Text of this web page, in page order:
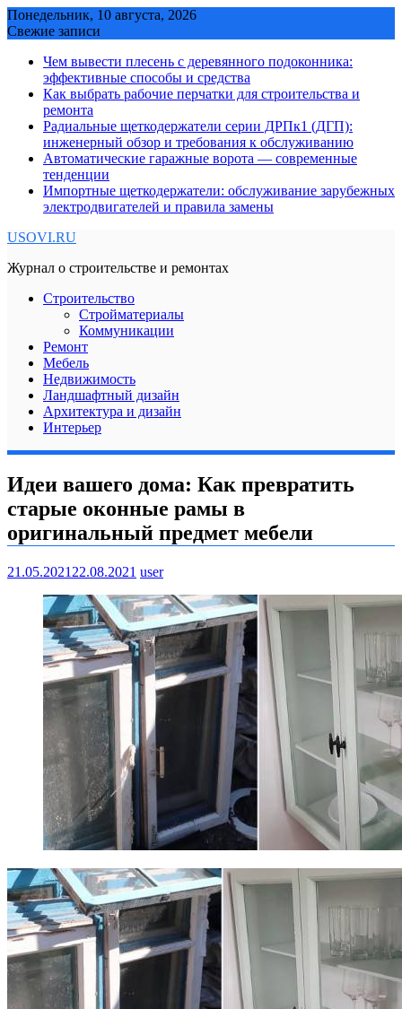
Skip
to
Понедельник, 10 августа, 2026
Свежие записи
Чем вывести плесень с деревянного подоконника:
эффективные способы и средства
Как выбрать рабочие перчатки для строительства и
ремонта
Радиальные щеткодержатели серии ДРПк1 (ДГП):
инженерный обзор и требования к обслуживанию
Автоматические гаражные ворота — современные
тенденции
Импортные щеткодержатели: обслуживание зарубежных
электродвигателей и правила замены
USOVI.RU
Журнал о строительстве и ремонтах
Строительство
Стройматериалы
Коммуникации
Ремонт
Мебель
Недвижимость
Ландшафтный дизайн
Архитектура и дизайн
Интерьер
Идеи вашего дома: Как превратить
старые оконные рамы в
оригинальный предмет мебели
21.05.2021 22.08.2021 user